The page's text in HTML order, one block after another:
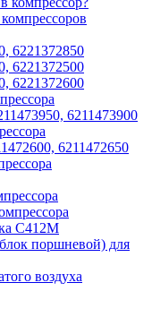
6221372850
6221372500
6221372600
6211473900
6211472650
С412М
поршневой) для
воздуха